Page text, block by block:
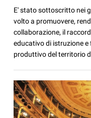
E' stato sottoscritto nei
volto a promuovere,
collaborazione, il
educativo di istruzione
produttivo del territorio